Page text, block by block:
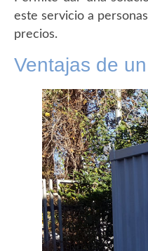
este servicio a
precios.
Ventajas de